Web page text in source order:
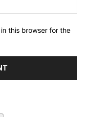
this browser for the